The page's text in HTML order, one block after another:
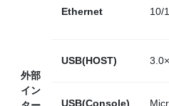
外部
イン
Ethernet 10/
USB(HOST)
USB(Console)